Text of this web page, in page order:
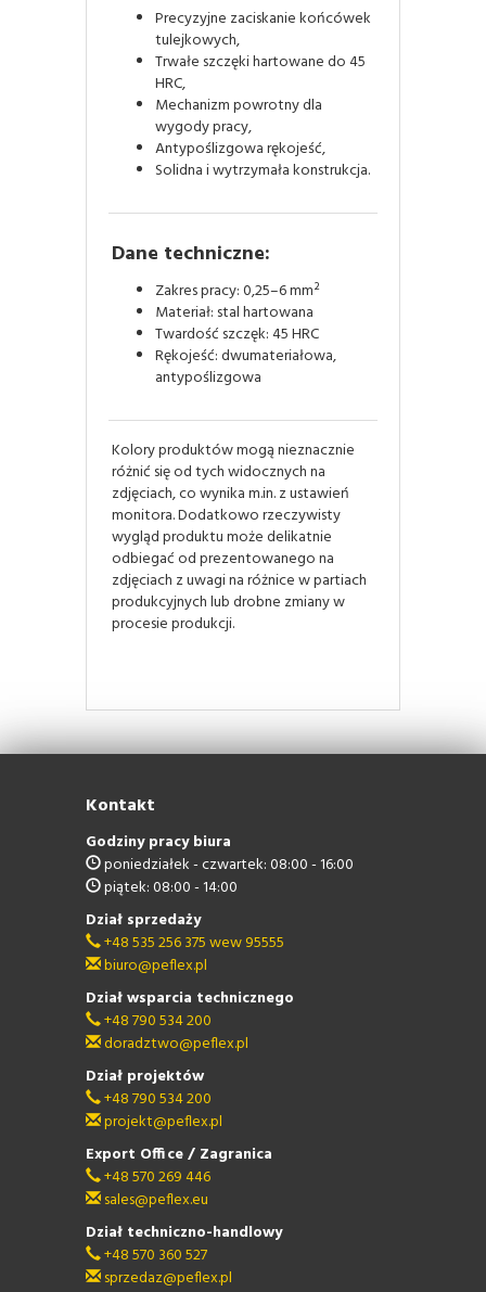
Precyzyjne zaciskanie końcówek
tulejkowych,
Trwałe szczęki hartowane do 45
HRC,
Mechanizm powrotny dla
wygody pracy,
Antypoślizgowa rękojeść,
Solidna i wytrzymała konstrukcja.
Dane techniczne:
Zakres pracy: 0,25–6 mm²
Materiał: stal hartowana
Twardość szczęk: 45 HRC
Rękojeść: dwumateriałowa,
antypoślizgowa
Kolory produktów mogą nieznacznie
różnić się od tych widocznych na
zdjęciach, co wynika m.in. z ustawień
monitora. Dodatkowo rzeczywisty
wygląd produktu może delikatnie
odbiegać od prezentowanego na
zdjęciach z uwagi na różnice w partiach
produkcyjnych lub drobne zmiany w
procesie produkcji.
Kontakt
Godziny pracy biura
poniedziałek - czwartek: 08:00 - 16:00
piątek: 08:00 - 14:00
Dział sprzedaży
+48 535 256 375 wew 95555
biuro@peflex.pl
Dział wsparcia technicznego
+48 790 534 200
doradztwo@peflex.pl
Dział projektów
+48 790 534 200
projekt@peflex.pl
Export Office / Zagranica
+48 570 269 446
sales@peflex.eu
Dział techniczno-handlowy
+48 570 360 527
sprzedaz@peflex.pl